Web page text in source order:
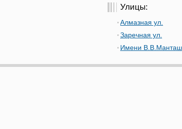
Улицы:
Алмазная ул.
Заречная ул.
Имени